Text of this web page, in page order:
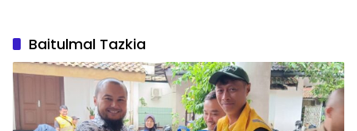
Baitulmal Tazkia